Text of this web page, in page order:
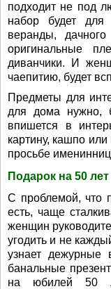
подходит не под
набор будет
веранды,
оригинальные
диванчики. И
чаепитию, будет
Предметы для
для дома нужно,
впишется в
картину, кашпо
просьбе
Подарок на 50
С проблемой, что
есть, чаще
женщин
угодить и не
узнает дежурные
банальные
на юбилей 50